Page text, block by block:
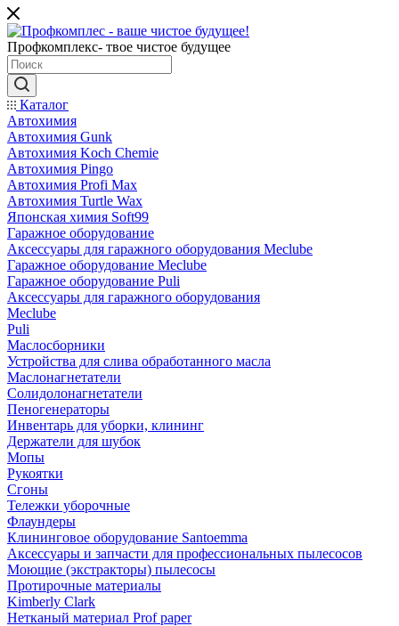
Профкомплекс- твое чистое будущее
Каталог
Автохимия
Автохимия Gunk
Автохимия Koch Chemie
Автохимия Pingo
Автохимия Profi Max
Автохимия Turtle Wax
Японская химия Soft99
Гаражное оборудование
Аксессуары для гаражного оборудования Meclube
Гаражное оборудование Meclube
Гаражное оборудование Puli
Аксессуары для гаражного оборудования
Meclube
Puli
Маслосборники
Устройства для слива обработанного масла
Маслонагнетатели
Солидолонагнетатели
Пеногенераторы
Инвентарь для уборки, клининг
Держатели для шубок
Мопы
Рукоятки
Сгоны
Тележки уборочные
Флаундеры
Клининговое оборудование Santoemma
Аксессуары и запчасти для профессиональных пылесосов
Моющие (экстракторы) пылесосы
Протирочные материалы
Kimberly Clark
Нетканый материал Prof paper